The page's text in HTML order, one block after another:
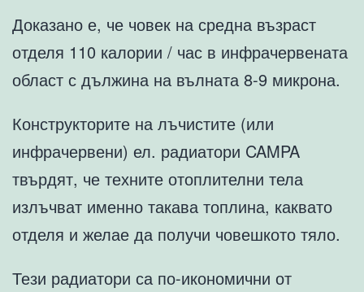
Доказано е, че човек на средна възраст
отделя 110 калории / час в инфрачервената
област с дължина на вълната 8-9 микрона.
Конструкторите на лъчистите (или
инфрачервени) ел. радиатори CAMPA
твърдят, че техните отоплителни тела
излъчват именно такава топлина, каквато
отделя и желае да получи човешкото тяло.
Тези радиатори са по-икономични от